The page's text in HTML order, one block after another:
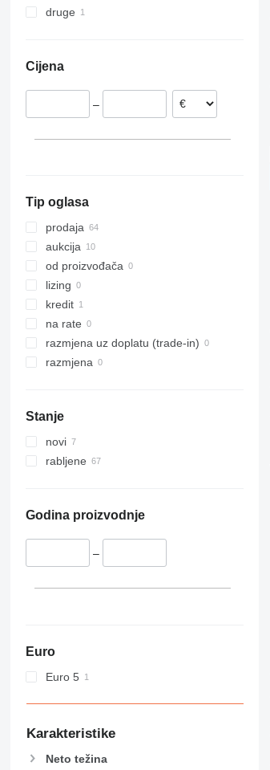
Kaiserslautern
Meppen
Berlin
Belgija
Francuska
Španjolska
Ujedinjeni Arapski Emirati
druge
Cijena
–
Tip oglasa
prodaja
aukcija
od proizvođača
lizing
kredit
na rate
razmjena uz doplatu (trade-in)
razmjena
Stanje
novi
rabljene
Godina proizvodnje
–
Euro
Euro 5
Karakteristike
Neto težina